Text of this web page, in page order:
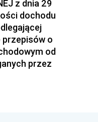
z dnia 29
dochodu
o
od
przez